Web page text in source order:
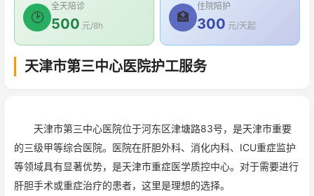
🕑
全天陪诊
500 元/8h
🏥
住院陪护
300 元/天起
天津市第三中心医院护工服务
天津市第三中心医院位于河东区津塘路83号，是天津市重要
的三级甲等综合医院。医院在肝胆外科、消化内科、ICU重症监护
等领域具有显著优势，是天津市重症医学质控中心。对于需要进行
肝胆手术或重症治疗的患者，这里是理想的选择。